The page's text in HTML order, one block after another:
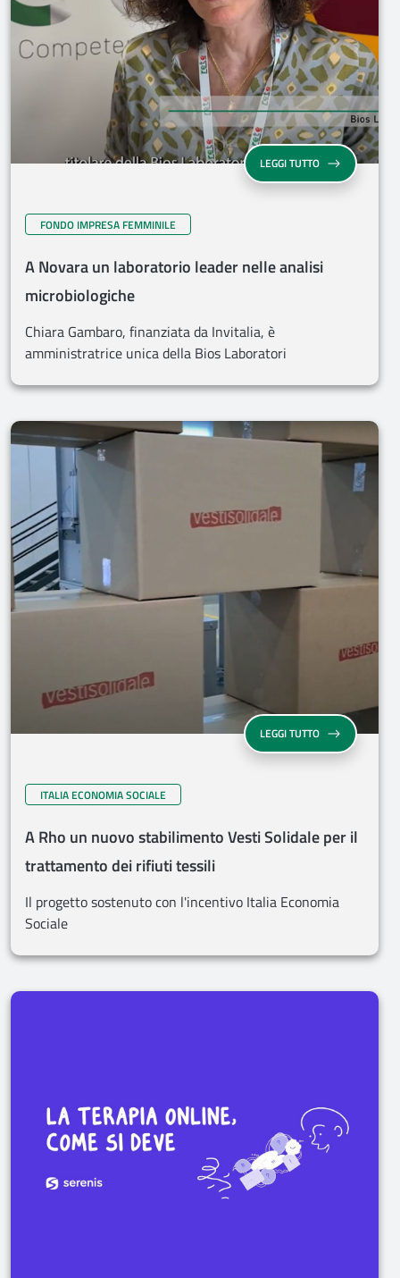
LEGGI TUTTO
FONDO IMPRESA FEMMINILE
A Novara un laboratorio leader nelle analisi
microbiologiche
Chiara Gambaro, finanziata da Invitalia, è
amministratrice unica della Bios Laboratori
LEGGI TUTTO
ITALIA ECONOMIA SOCIALE
A Rho un nuovo stabilimento Vesti Solidale per il
trattamento dei rifiuti tessili
Il progetto sostenuto con l'incentivo Italia Economia
Sociale